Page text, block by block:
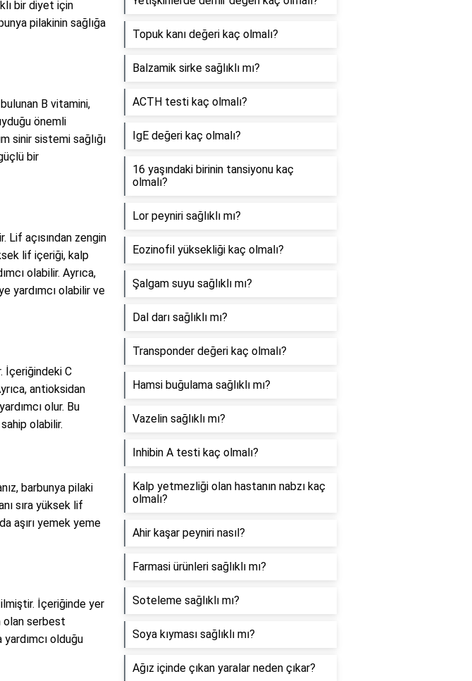
bir diyet için
pilakinin sağlığa
B vitamini,
önemli
sinir sistemi sağlığı
bir
Lif açısından zengin
lif içeriği, kalp
olabilir. Ayrıca,
yardımcı olabilir ve
İçeriğindeki C
antioksidan
olur. Bu
olabilir.
barbunya pilaki
sıra yüksek lif
aşırı yemek yeme
İçeriğinde yer
olan serbest
olduğu
Topuk kanı değeri kaç olmalı?
Balzamik sirke sağlıklı mı?
ACTH testi kaç olmalı?
IgE değeri kaç olmalı?
16 yaşındaki birinin tansiyonu kaç
olmalı?
Lor peyniri sağlıklı mı?
Eozinofil yüksekliği kaç olmalı?
Şalgam suyu sağlıklı mı?
Dal darı sağlıklı mı?
Transponder değeri kaç olmalı?
Hamsi buğulama sağlıklı mı?
Vazelin sağlıklı mı?
Inhibin A testi kaç olmalı?
Kalp yetmezliği olan hastanın nabzı kaç
olmalı?
Ahir kaşar peyniri nasıl?
Farmasi ürünleri sağlıklı mı?
Soteleme sağlıklı mı?
Soya kıyması sağlıklı mı?
Ağız içinde çıkan yaralar neden çıkar?